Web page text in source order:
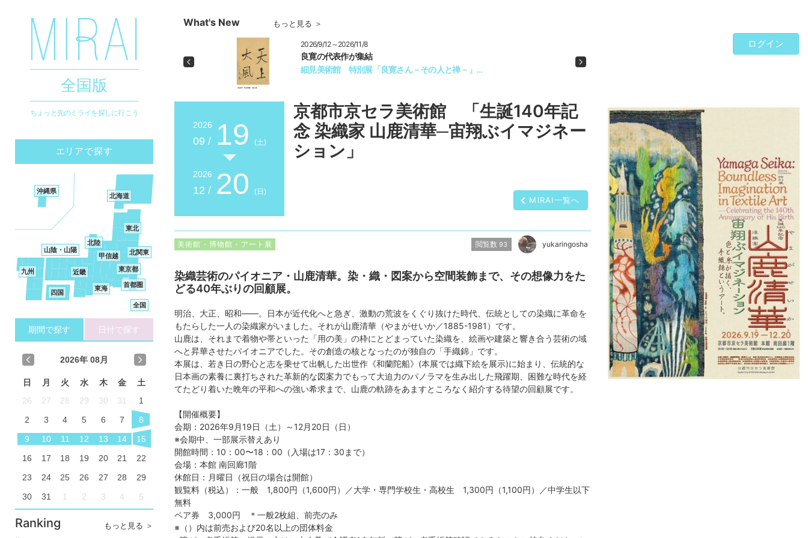
全国版
ちょっと先のミライを探しに行こう
エリアで探す
北海道
東北
北関東
東京都
首都圏
甲信越
東海
北陸
近畿
山陰・山陽
四国
九州
沖縄県
全国
期間で探す 日付で探す
2026年 08月
日 月 火 水 木 金
土
26
27 28 29 30 31
1
2
3 4 5 6 7
8
9
10 11 12 13 14
15
16
17 18 19 20 21
22
23
24 25 26 27 28
29
30
31 1 2 3 4 5
Ranking もっと見る ＞
What's New もっと見る ＞
2026/9/12～2026/11/8
良寛の代表作が集結
細見美術館 特別展「良寛さん－その人と禅－」…
Previous Next
ログイン
2026
09 / 19 (土)
2026
12 / 20 (日)
京都市京セラ美術館 「生誕140年記
念 染織家 山鹿清華─宙翔ぶイマジネー
ション」
MIRAI一覧へ
美術館・博物館・アート展 閲覧数 93 yukaringosha
染織芸術のパイオニア・山鹿清華。染・織・図案から空間装飾まで、その想像力をた
どる40年ぶりの回顧展。
明治、大正、昭和——。日本が近代化へと急ぎ、激動の荒波をくぐり抜けた時代、伝統としての染織に革命を
もたらした一人の染織家がいました。それが山鹿清華（やまがせいか／1885-1981）です。
山鹿は、それまで着物や帯といった「用の美」の枠にとどまっていた染織を、絵画や建築と響き合う芸術の域
へと昇華させたパイオニアでした。その創造の核となったのが独自の「手織錦」です。
本展は、若き日の野心と志を乗せて出帆した出世作《和蘭陀船》(本展では織下絵を展示)に始まり、伝統的な
日本画の素養に裏打ちされた革新的な図案力でもって大迫力のパノラマを生み出した飛躍期、困難な時代を経
てたどり着いた晩年の平和への強い希求まで、山鹿の軌跡をあますところなく紹介する待望の回顧展です。
【開催概要】
会期：2026年9月19日（土）～12月20日（日）
※会期中、一部展示替えあり
開館時間：10：00〜18：00（入場は17：30まで）
会場：本館 南回廊1階
休館日：月曜日（祝日の場合は開館）
観覧料（税込）：一般 1,800円（1,600円）／⼤学・専門学校生・高校生 1,300円（1,100円）／中学生以下
無料
ペア券 3,000円 ＊一般2枚組、前売のみ
※（）内は前売および20名以上の団体料金